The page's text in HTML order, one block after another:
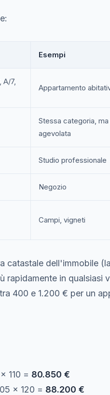
Esempi
A/7,
Appartamento
Stessa categoria, ma
agevolata
Studio professionale
Negozio
Campi, vigneti
catastale dell'immobile
rapidamente in qualsiasi
400 e 1.200 € per un
110 = 80.850 €
× 120 = 88.200 €